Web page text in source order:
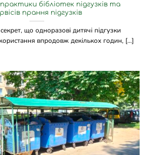
бібліотек підгузків та
прання підгузків
що одноразові дитячі підгузки
впродовж декількох годин, [...]